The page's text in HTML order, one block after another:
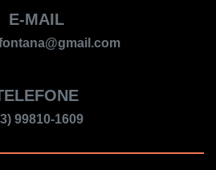
E-MAIL
99810-1609